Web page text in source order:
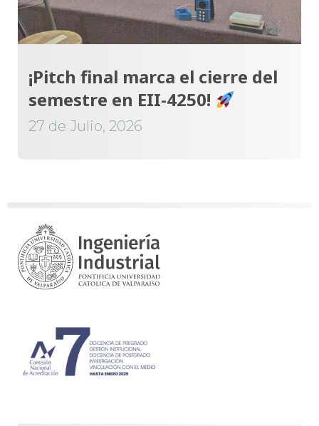
¡Pitch final marca el cierre del
semestre en EII-4250!
27 de Julio, 2026